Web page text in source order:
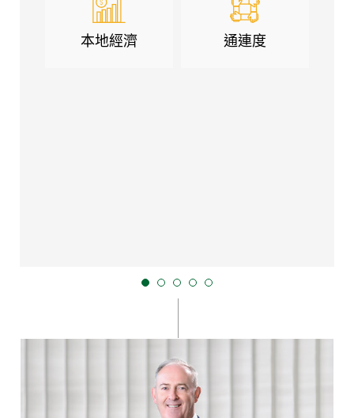
本地經濟 通連度